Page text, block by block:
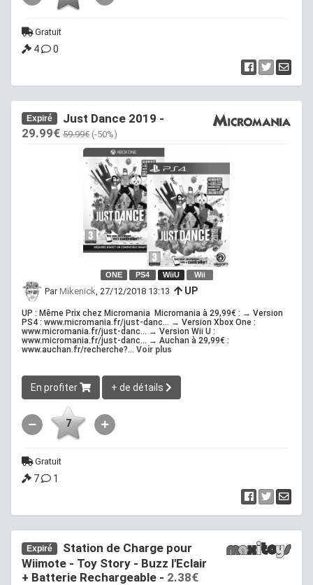
Gratuit
4 0
Expiré
Just Dance 2019 -
29.99€ 59.99€ (-50%)
ONE PS4 WiiU Wii
ParMikenick , 27/12/2018 13:13 UP
UP : Même Prix chez Micromania Micromania à 29,99€ : → Version
PS4 : www.micromania.fr/just-danc... → Version Xbox One :
www.micromania.fr/just-danc... → Version Wii U :
www.micromania.fr/just-danc... → Auchan à 29,99€ :
www.auchan.fr/recherche?... Voir plus
En profiter + de détails
7
Gratuit
7 1
Expiré
Station de Charge pour
Wiimote - Toy Story - Buzz l'Eclair
+ Batterie Rechargeable - 2.38€